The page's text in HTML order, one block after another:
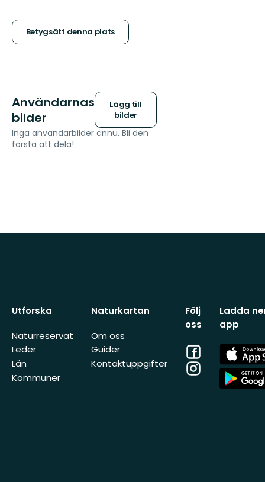
stjärnor
Betygsätt denna plats
Användarnas
bilder
Lägg till
bilder
Inga användarbilder ännu. Bli den
första att dela!
Utforska
Naturreservat
Leder
Län
Kommuner
Naturkartan
Om oss
Guider
Kontaktuppgifter
Följ
oss
Facebook
Instagram
Ladda
app
App
Store
App
Store